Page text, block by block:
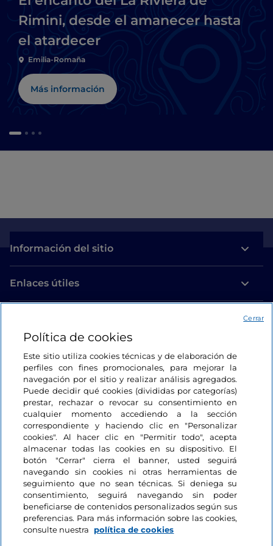
Rimini, desde el amanecer hasta
el atardecer
Emilia-Romaña
Más información
Información del sitio
Enlaces útiles
Estamos en contacto
Política de cookies
Este sitio utiliza cookies técnicas y de elaboración de
perfiles con fines promocionales, para mejorar la
navegación por el sitio y realizar análisis agregados.
Puede decidir qué cookies (divididas por categorías)
prestar, rechazar o revocar su consentimiento en
cualquier momento accediendo a la sección
correspondiente y haciendo clic en "Personalizar
cookies". Al hacer clic en "Permitir todo", acepta
almacenar todas las cookies en su dispositivo. El
botón "Cerrar" cierra el banner, usted seguirá
navegando sin cookies ni otras herramientas de
seguimiento que no sean técnicas. Si deniega su
consentimiento, seguirá navegando sin poder
beneficiarse de contenidos personalizados según sus
preferencias. Para más información sobre las cookies,
consulte nuestra
política de cookies
Cerrar